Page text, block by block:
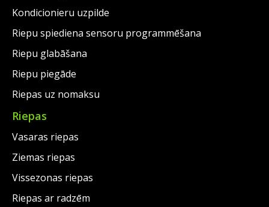
Kondicionieru uzpilde
Riepu spiediena sensoru programmēšana
Riepu glabāšana
Riepu piegāde
Riepas uz nomaksu
Riepas
Vasaras riepas
Ziemas riepas
Vissezonas riepas
Riepas ar radzēm